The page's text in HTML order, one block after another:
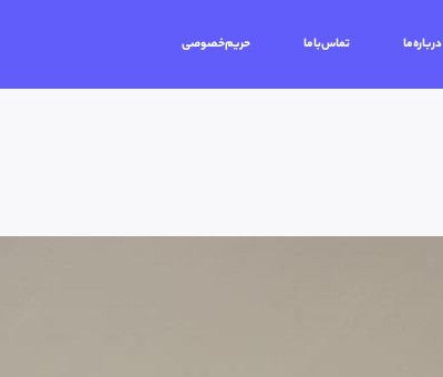
درباره‌ما تماس‌باما حریم‌خصوصی